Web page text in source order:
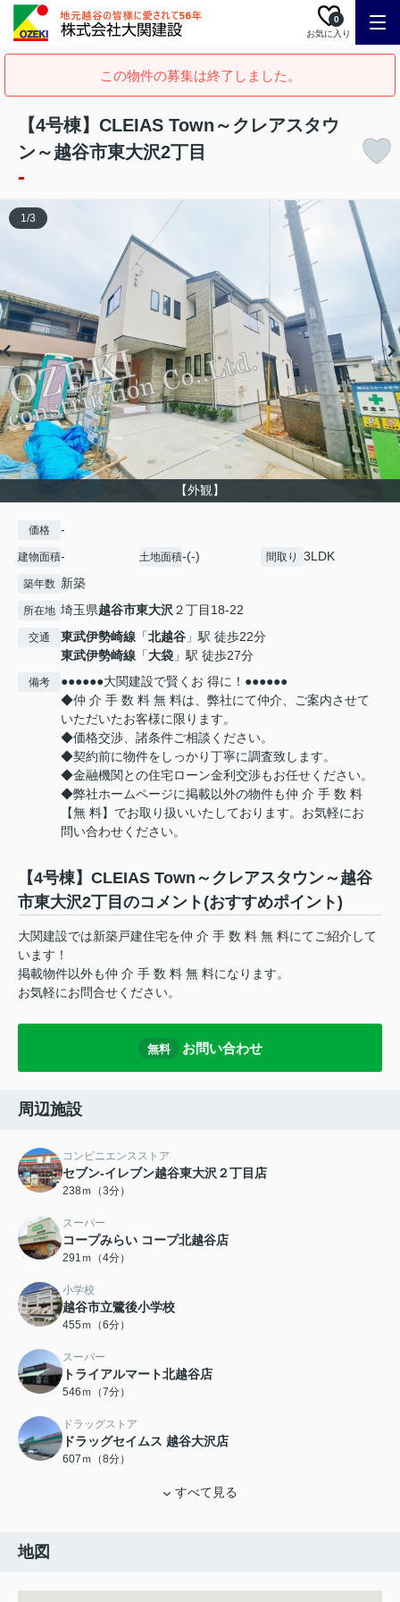
お気に入り
0
この物件の募集は終了しました。
【4号棟】CLEIAS Town～クレアスタウ
ン～越谷市東大沢2丁目
-
【外観】
1/3
価格 -
建物面積- 土地面積-(-) 間取り 3LDK
築年数 新築
所在地 埼玉県越谷市東大沢２丁目18-22
交通 東武伊勢崎線 「北越谷 」駅 徒歩22分
東武伊勢崎線 「大袋 」駅 徒歩27分
備考
●●●●●●大関建設で賢くお 得に！●●●●●●
◆仲 介 手 数 料 無 料は、弊社にて仲介、ご案内させて
いただいたお客様に限ります。
◆価格交渉、諸条件ご相談ください。
◆契約前に物件をしっかり丁寧に調査致します。
◆金融機関との住宅ローン金利交渉もお任せください。
◆弊社ホームページに掲載以外の物件も仲 介 手 数 料
【無 料】でお取り扱いいたしております。お気軽にお
問い合わせください。
【4号棟】CLEIAS Town～クレアスタウン～越谷
市東大沢2丁目のコメント(おすすめポイント)
大関建設では新築戸建住宅を仲 介 手 数 料 無 料にてご紹介して
います！
掲載物件以外も仲 介 手 数 料 無 料になります。
お気軽にお問合せください。
無料 お問い合わせ
周辺施設
コンビニエンスストア
セブン-イレブン越谷東大沢２丁目店
238ｍ（3分）
スーパー
コープみらい コープ北越谷店
291ｍ（4分）
小学校
越谷市立鷺後小学校
455ｍ（6分）
スーパー
トライアルマート北越谷店
546ｍ（7分）
ドラッグストア
ドラッグセイムス 越谷大沢店
607ｍ（8分）
すべて見る
地図